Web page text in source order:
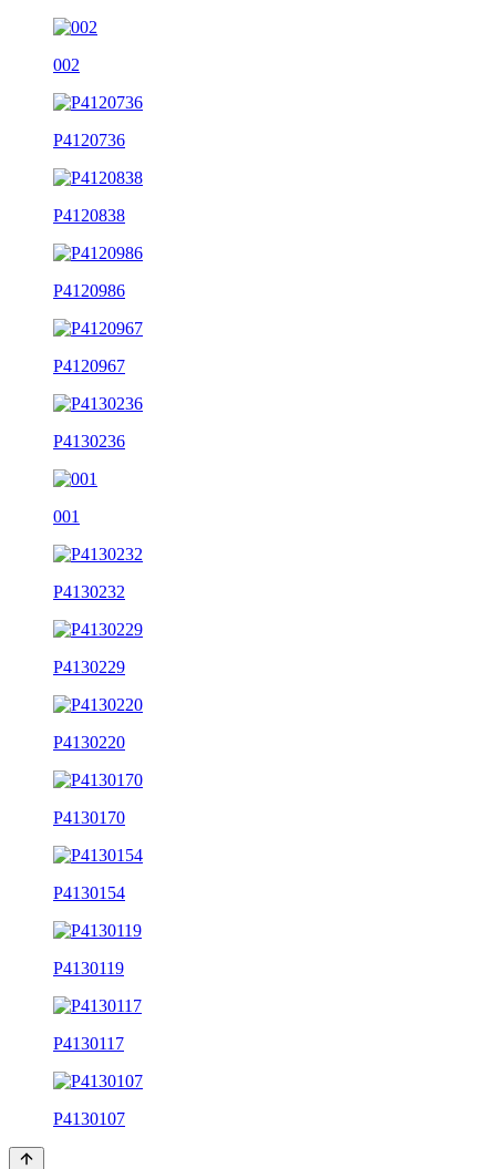
002
P4120736
P4120838
P4120986
P4120967
P4130236
001
P4130232
P4130229
P4130220
P4130170
P4130154
P4130119
P4130117
P4130107